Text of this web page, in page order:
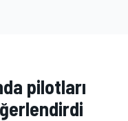
pilotları